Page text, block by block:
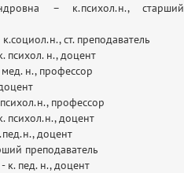
– к.психол.н., старший
ст. преподаватель
н., доцент
н., профессор
профессор
психол.н., доцент
доцент
преподаватель
к. пед. н., доцент